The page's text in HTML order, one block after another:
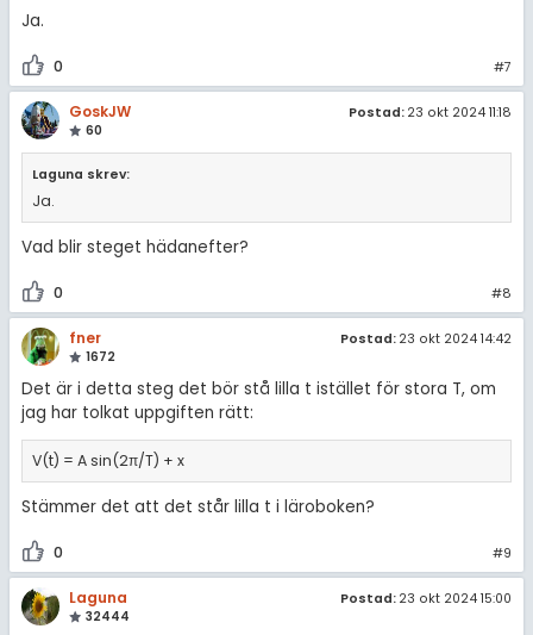
Ja.
0 #7
GoskJW
60
Postad: 23 okt 2024 11:18
Laguna skrev:
Ja.
Vad blir steget hädanefter?
0 #8
fner
1672
Postad: 23 okt 2024 14:42
Det är i detta steg det bör stå lilla t istället för stora T, om
jag har tolkat uppgiften rätt:
V(t) = A sin(2π/T) + x
Stämmer det att det står lilla t i läroboken?
0 #9
Laguna
32444
Postad: 23 okt 2024 15:00